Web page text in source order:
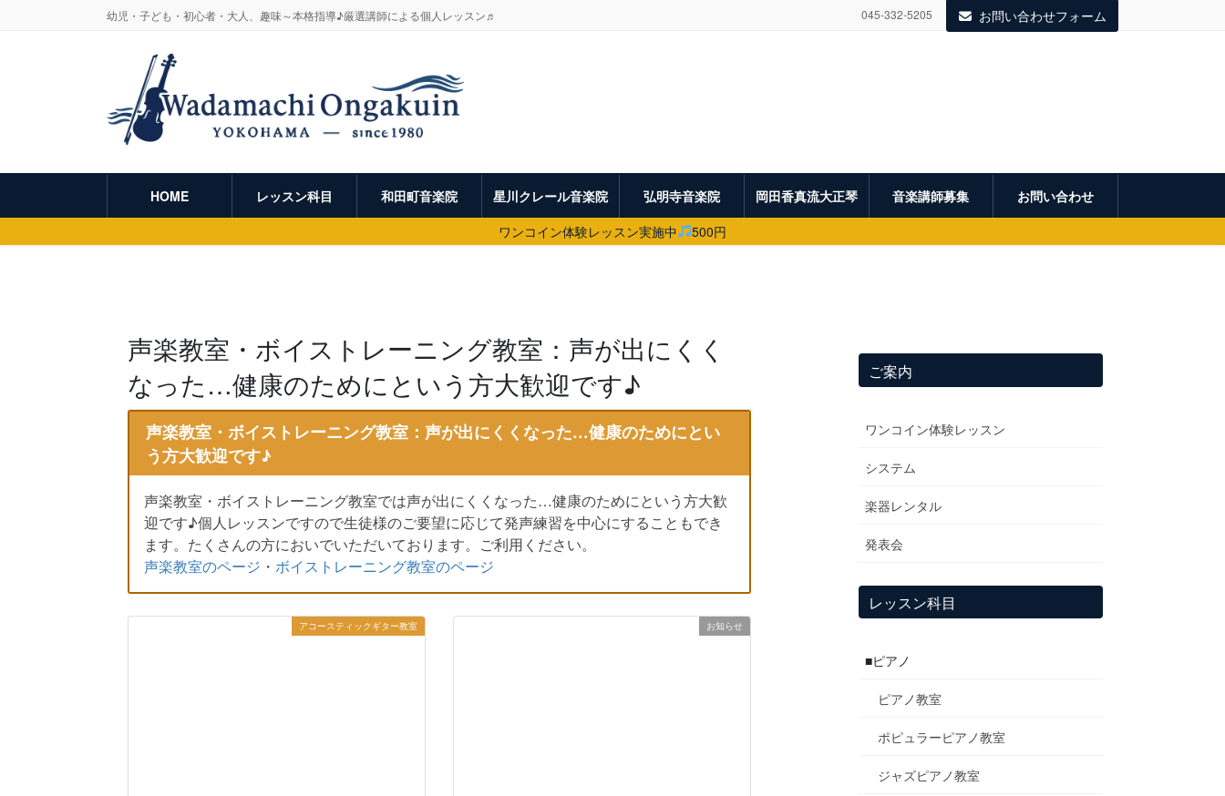
幼児・子ども・初心者・大人、趣味～本格指導♪厳選講師による個人レッスン♬ 045-332-5205 お問い合わせフォーム
HOME レッスン科目 和田町音楽院 星川クレール音楽院 弘明寺音楽院 岡田香真流大正琴 音楽講師募集
お問い合わせ
ワンコイン体験レッスン実施中
500円
声楽教室・ボイストレーニング教室：声が出にくく
なった…健康のためにという方大歓迎です♪
声楽教室・ボイストレーニング教室：声が出にくくなった…健康のためにとい
う方大歓迎です♪
声楽教室・ボイストレーニング教室では声が出にくくなった…健康のためにという方大歓
迎です♪個人レッスンですので生徒様のご要望に応じて発声練習を中心にすることもでき
ます。たくさんの方においでいただいております。ご利用ください。
声楽教室のページ ・ ボイストレーニング教室のページ
アコースティックギター教室 お知らせ
ご案内
ワンコイン体験レッスン
システム
楽器レンタル
発表会
レッスン科目
■ピアノ
ピアノ教室
ポピュラーピアノ教室
ジャズピアノ教室